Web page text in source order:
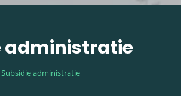
administratie
Subsidie administratie